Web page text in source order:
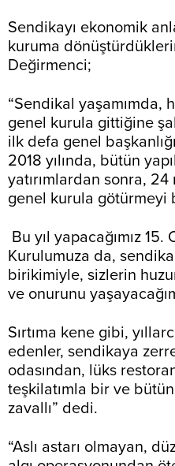
Sendikayı ekonomik
kuruma
Değirmenci;
“Sendikal yaşamımda,
genel kurula gittiğine
ilk defa genel
2018 yılında, bütün
yatırımlardan sonra,
genel kurula götürmeyi
Bu yıl yapacağımız 15.
Kurulumuza da,
birikimiyle, sizlerin
ve onurunu
Sırtıma kene gibi,
edenler, sendikaya
odasından, lüks
teşkilatımla bir ve bütün
zavallı” dedi.
“Aslı astarı olmayan,